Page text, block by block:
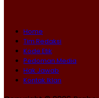
Home
Tim Redaksi
Kode Etik
Pedoman Media
Hak Jawab
Kontak Iklan